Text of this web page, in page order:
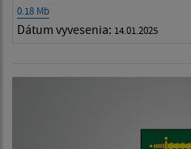
0.18 Mb
Dátum vyvesenia: 14.01.2025